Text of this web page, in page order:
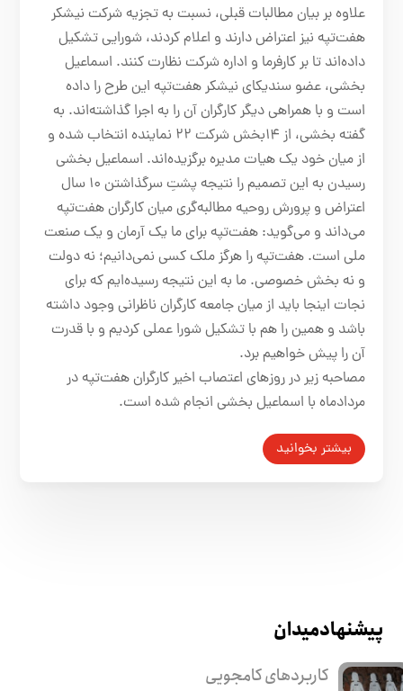
علاوه بر بیان مطالبات قبلی، نسبت به تجزیه شرکت نیشکر
هفت‌تپه نیز اعتراض دارند و اعلام کردند، شورایی تشکیل
داده‌اند تا بر کارفرما و اداره شرکت نظارت کنند. اسماعیل
بخشی، عضو سندیکای نیشکر هفت‌تپه این طرح را داده
است و با همراهی دیگر کارگران آن را به اجرا گذاشته‌اند. به
گفته بخشی، از ۱۴بخش شرکت ۲۲ نماینده انتخاب شده و
از میان خود یک هیات مدیره برگزیده‌اند. اسماعیل بخشی
رسیدن به این تصمیم را نتیجه پشتِ ‌سرگذاشتن ۱۰ سال
اعتراض و پرورش روحیه مطالبه‌گری میان کارگران هفت‌تپه
می‌داند و می‌گوید: هفت‌تپه برای ما یک آرمان و یک صنعت
ملی است. هفت‌تپه را هرگز ملک کسی نمی‌دانیم؛ نه دولت
و نه بخش خصوصی. ما به این نتیجه رسیده‌ایم که برای
نجات اینجا باید از میان جامعه کارگران ناظرانی وجود داشته
باشد و همین را هم با تشکیل شورا عملی کردیم و با قدرت
آن را پیش خواهیم برد.
مصاحبه‌ زیر در روزهای اعتصاب اخیر کارگران هفت‌تپه در
مردادماه با اسماعیل بخشی انجام شده است.
بیشتر بخوانید
پیشنهاد میدان
کاربرد‌های کامجویی